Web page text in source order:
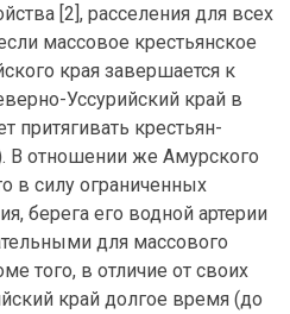
[2], расселения для всех
массовое крестьянское
края завершается к
Уссурийский край в
притягивать крестьян-
В отношении же Амурского
в силу ограниченных
берега его водной артерии
для массового
того, в отличие от своих
край долгое время (до